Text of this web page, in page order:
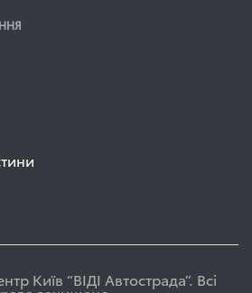
Київ “ВІДІ Автострада”. Всі